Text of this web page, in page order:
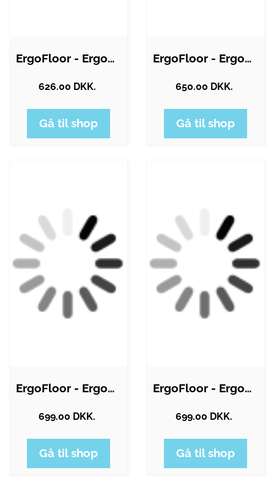
ErgoFloor - ErgoPlay Impact Gummifliser…
626.00 DKK.
Gå til shop
ErgoFloor - ErgoPlay Impact Gummifliser…
650.00 DKK.
Gå til shop
ErgoFloor - ErgoPlay Impact Gummifliser…
699.00 DKK.
Gå til shop
ErgoFloor - ErgoPlay Impact Gummifliser…
699.00 DKK.
Gå til shop